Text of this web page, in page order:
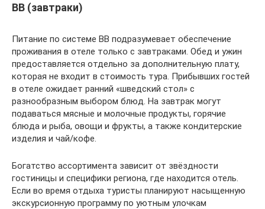
BB (завтраки)
Питание по системе BB подразумевает обеспечение
проживания в отеле только с завтраками. Обед и ужин
предоставляется отдельно за дополнительную плату,
которая не входит в стоимость тура. Прибывших гостей
в отеле ожидает ранний «шведский стол» с
разнообразным выбором блюд. На завтрак могут
подаваться мясные и молочные продукты, горячие
блюда и рыба, овощи и фрукты, а также кондитерские
изделия и чай/кофе.
Богатство ассортимента зависит от звёздности
гостиницы и специфики региона, где находится отель.
Если во время отдыха туристы планируют насыщенную
экскурсионную программу по уютным улочкам